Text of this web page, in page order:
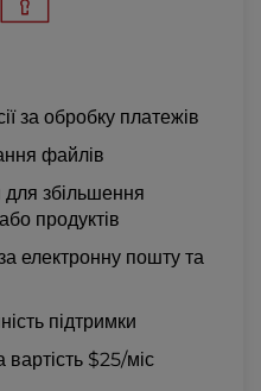
за обробку платежів
файлів
збільшення
продуктів
електронну пошту та
підтримки
$25/міс